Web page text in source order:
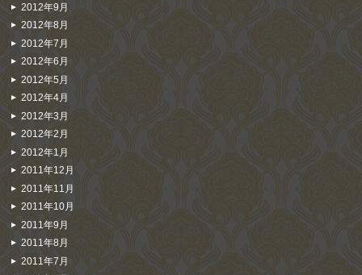
2012年9月
2012年8月
2012年7月
2012年6月
2012年5月
2012年4月
2012年3月
2012年2月
2012年1月
2011年12月
2011年11月
2011年10月
2011年9月
2011年8月
2011年7月